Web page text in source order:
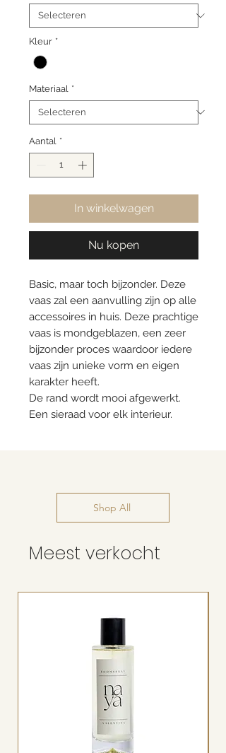
Kleur *
Materiaal *
Aantal *
In winkelwagen
Nu kopen
Basic, maar toch bijzonder. Deze
vaas zal een aanvulling zijn op alle
accessoires in huis. Deze prachtige
vaas is mondgeblazen, een zeer
bijzonder proces waardoor iedere
vaas zijn unieke vorm en eigen
karakter heeft.
De rand wordt mooi afgewerkt.
Een sieraad voor elk interieur.
Shop All
Meest verkocht